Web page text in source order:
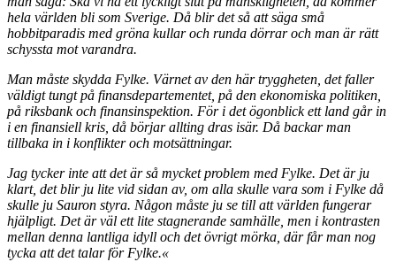
hela världen bli som Sverige. Då blir det så att säga små
hobbitparadis med gröna kullar och runda dörrar och man är rätt
schyssta mot varandra.
Man måste skydda Fylke. Värnet av den här tryggheten, det faller
väldigt tungt på finansdepartementet, på den ekonomiska politiken,
på riksbank och finansinspektion. För i det ögonblick ett land går in
i en finansiell kris, då börjar allting dras isär. Då backar man
tillbaka in i konflikter och motsättningar.
Jag tycker inte att det är så mycket problem med Fylke. Det är ju
klart, det blir ju lite vid sidan av, om alla skulle vara som i Fylke då
skulle ju Sauron styra. Någon måste ju se till att världen fungerar
hjälpligt. Det är väl ett lite stagnerande samhälle, men i kontrasten
mellan denna lantliga idyll och det övrigt mörka, där får man nog
tycka att det talar för Fylke.«